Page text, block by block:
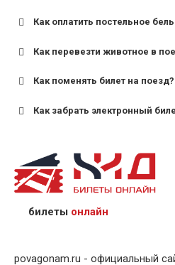
для поездов дальнего
для пригородных поездов —
Как оплатить постельное
Как перевезти животное в
Как поменять билет на поезд?
Как забрать электронный
назвав кассиру 14-значный
предъявив удостоверение
кого оформлен билет.
билеты онлайн
povagonam.ru - официальный